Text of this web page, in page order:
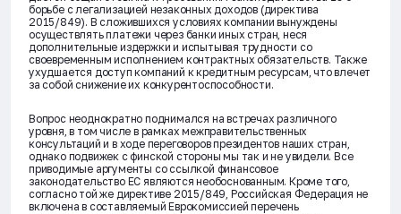
борьбе с легализацией незаконных доходов (директива
2015/849). В сложившихся условиях компании вынуждены
осуществлять платежи через банки иных стран, неся
дополнительные издержки и испытывая трудности со
своевременным исполнением контрактных обязательств. Также
ухудшается доступ компаний к кредитным ресурсам, что влечет
за собой снижение их конкурентоспособности.
Вопрос неоднократно поднимался на встречах различного
уровня, в том числе в рамках межправительственных
консультаций и в ходе переговоров президентов наших стран,
однако подвижек с финской стороны мы так и не увидели. Все
приводимые аргументы со ссылкой финансовое
законодательство ЕС являются необоснованным. Кроме того,
согласно той же директиве 2015/849, Российская Федерация не
включена в составляемый Еврокомиссией перечень